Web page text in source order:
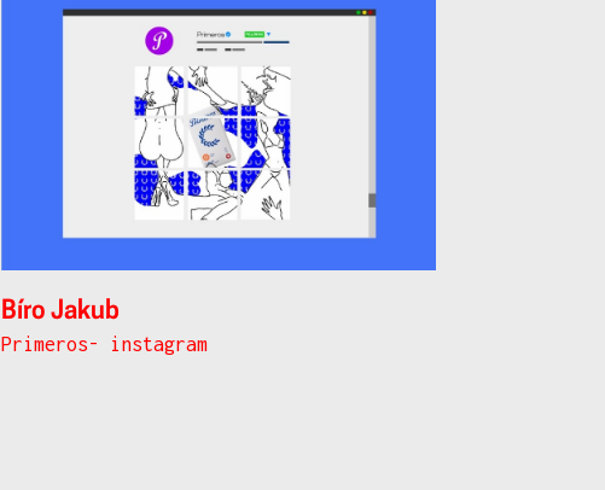
Bíro Jakub
Primeros- instagram